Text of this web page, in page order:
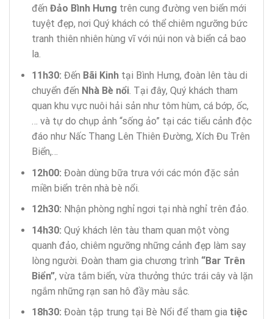
đến Đảo Bình Hưng trên cung đường ven biển mới
tuyệt đẹp, nơi Quý khách có thể chiêm ngưỡng bức
tranh thiên nhiên hùng vĩ với núi non và biển cả bao
la.
11h30: Đến Bãi Kinhtại Bình Hưng, đoàn lên tàu di
chuyển đến Nhà Bè nổi. Tại đây, Quý khách tham
quan khu vực nuôi hải sản như tôm hùm, cá bớp, ốc,
… và tự do chụp ảnh “sống ảo” tại các tiểu cảnh độc
đáo như Nấc Thang Lên Thiên Đường, Xích Đu Trên
Biển,…
12h00: Đoàn dùng bữa trưa với các món đặc sản
miền biển trên nhà bè nổi.
12h30: Nhận phòng nghỉ ngơi tại nhà nghỉ trên đảo.
14h30: Quý khách lên tàu tham quan một vòng
quanh đảo, chiêm ngưỡng những cảnh đẹp làm say
lòng người. Đoàn tham gia chương trình “Bar Trên
Biển”, vừa tắm biển, vừa thưởng thức trái cây và lặn
ngắm những rạn san hô đầy màu sắc.
18h30: Đoàn tập trung tại Bè Nổi để tham gia tiệc